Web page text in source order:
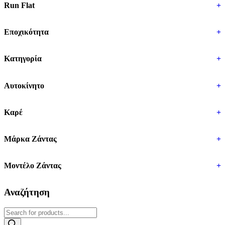
Run Flat +
Εποχικότητα +
Κατηγορία +
Αυτοκίνητο +
Καρέ +
Μάρκα Ζάντας +
Μοντέλο Ζάντας +
Αναζήτηση
Products
search